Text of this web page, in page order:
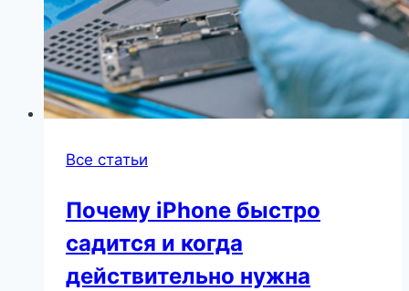
Все статьи
Почему iPhone быстро
садится и когда
действительно нужна